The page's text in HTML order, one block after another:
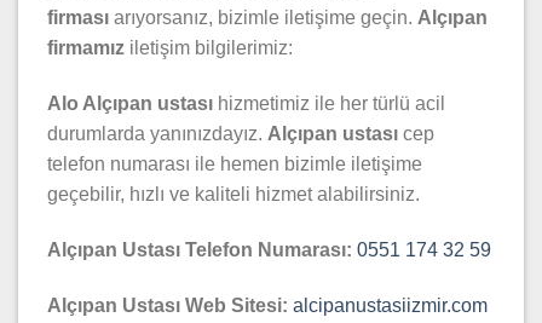
firması arıyorsanız, bizimle iletişime geçin. Alçıpan
firmamız iletişim bilgilerimiz:
Alo Alçıpan ustası hizmetimiz ile her türlü acil
durumlarda yanınızdayız. Alçıpan ustası cep
telefon numarası ile hemen bizimle iletişime
geçebilir, hızlı ve kaliteli hizmet alabilirsiniz.
Alçıpan Ustası Telefon Numarası: 0551 174 32 59
Alçıpan Ustası Web Sitesi: alcipanustasiizmir.com